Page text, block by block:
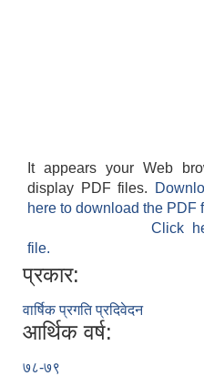
It appears your Web
display PDF files.
here to download the PDF
Click
file.
प्रकार:
वार्षिक प्रगति प्रदिवेदन
आर्थिक वर्ष:
७८-७९